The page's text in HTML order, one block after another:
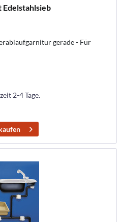
Edelstahlsieb
gerade - Für
2-4 Tage.